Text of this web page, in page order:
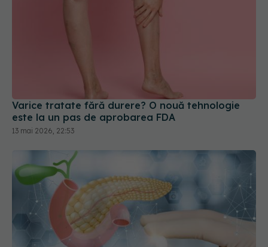
Varice tratate fără durere? O nouă tehnologie
este la un pas de aprobarea FDA
13 mai 2026, 22:53